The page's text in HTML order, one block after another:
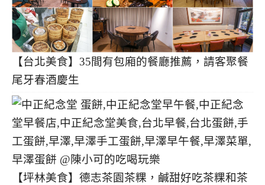
【台北美食】35間有包廂的餐廳推薦，請客聚餐
尾牙春酒慶生
【坪林美食】德志茶園茶粿，鹹甜好吃茶粿和茶